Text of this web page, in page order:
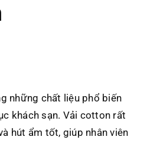
những chất liệu phổ biến
khách sạn. Vải cotton rất
hút ẩm tốt, giúp nhân viên